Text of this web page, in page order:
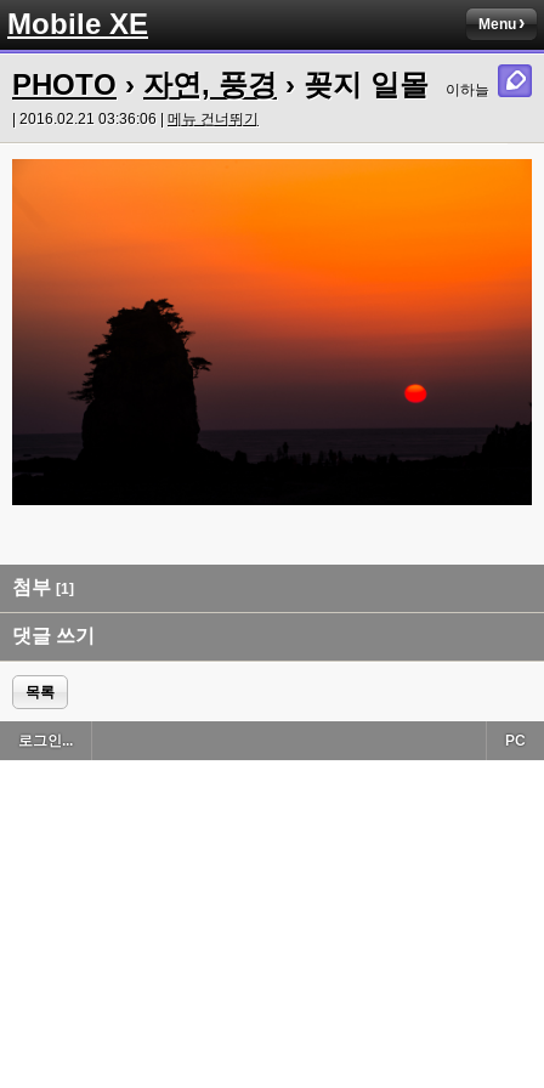
Mobile XE Menu
PHOTO › 자연, 풍경 › 꽂지 일몰
이하늘
| 2016.02.21 03:36:06 | 메뉴 건너뛰기
첨부 [1]
댓글 쓰기
목록
로그인... PC